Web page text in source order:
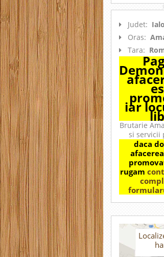
Judet:
Oras:
Tara:
iar
Brutarie
si servicii
daca
rugam